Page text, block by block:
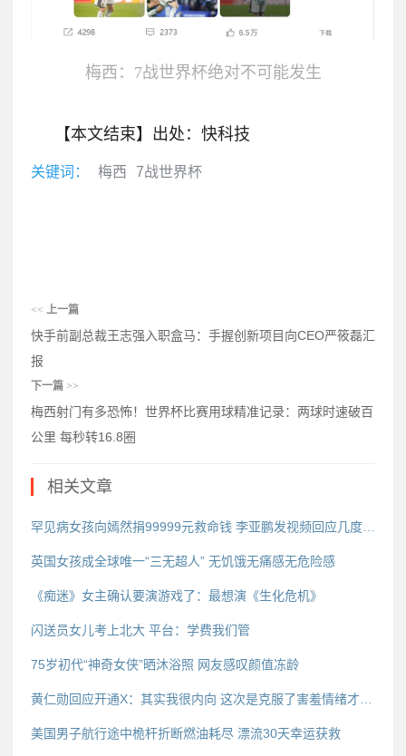
梅西：7战世界杯绝对不可能发生
【本文结束】出处：快科技
关键词： 梅西 7战世界杯
<< 上一篇
快手前副总裁王志强入职盒马：手握创新项目向CEO严筱磊汇
报
下一篇 >>
梅西射门有多恐怖！世界杯比赛用球精准记录：两球时速破百
公里 每秒转16.8圈
相关文章
英国女孩成全球唯一“三无超人” 无饥饿无痛感无危险感
《痴迷》女主确认要演游戏了：最想演《生化危机》
闪送员女儿考上北大 平台：学费我们管
75岁初代“神奇女侠”晒沐浴照 网友感叹颜值冻龄
美国男子航行途中桅杆折断燃油耗尽 漂流30天幸运获救